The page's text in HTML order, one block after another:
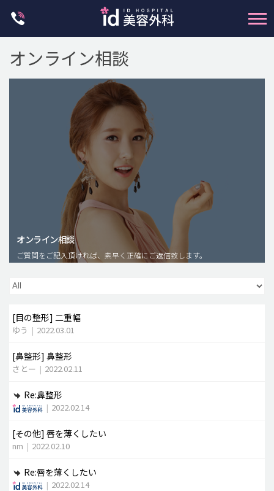
脂肪注入(アンチエイジング)
豊胸手術・バストアップ
メンズ整形
idリアルストーリー
idニュース
安全整形
ご相談のお問い合わせ
オンライン相談
オンライン相談
ご質問をご記入頂ければ、素早く正確にご返信致します。
[目の整形] 二重幅
ゆう | 2022.03.01
[鼻整形] 鼻整形
さとー | 2022.02.11
Re:鼻整形
| 2022.02.14
[その他] 唇を薄くしたい
nm | 2022.02.10
Re:唇を薄くしたい
| 2022.02.14